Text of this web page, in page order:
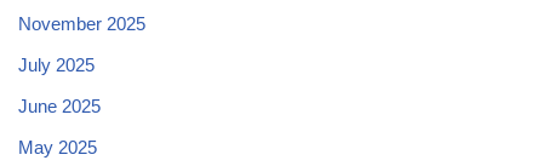
November 2025
July 2025
June 2025
May 2025